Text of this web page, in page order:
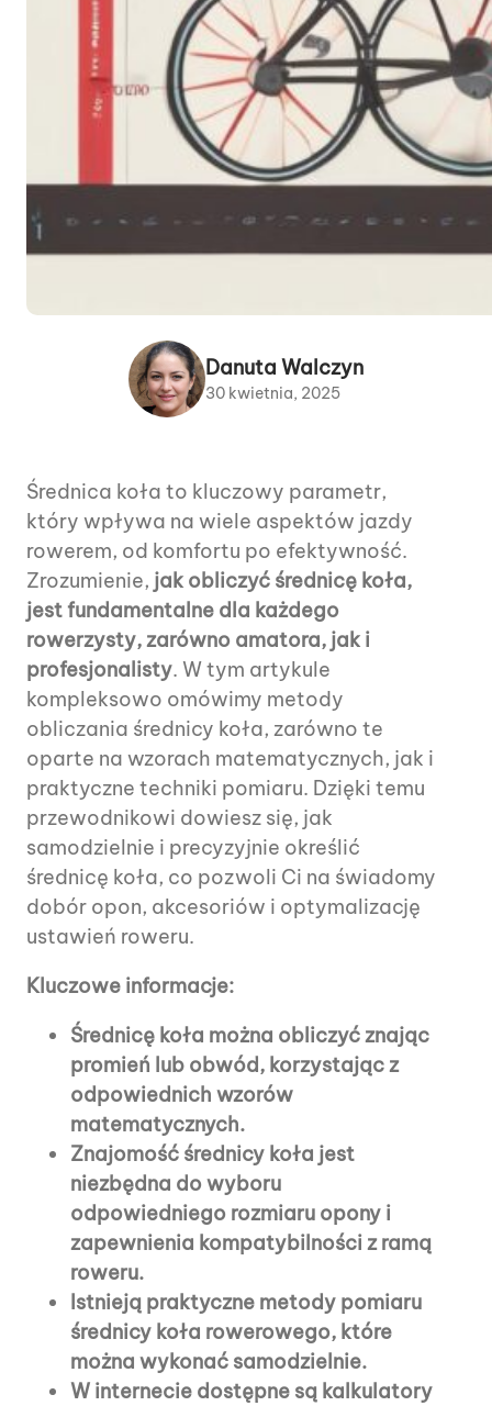
Danuta Walczyn
30 kwietnia, 2025
Średnica koła to kluczowy parametr,
który wpływa na wiele aspektów jazdy
rowerem, od komfortu po efektywność.
Zrozumienie, jak obliczyć średnicę koła,
jest fundamentalne dla każdego
rowerzysty, zarówno amatora, jak i
profesjonalisty. W tym artykule
kompleksowo omówimy metody
obliczania średnicy koła, zarówno te
oparte na wzorach matematycznych, jak i
praktyczne techniki pomiaru. Dzięki temu
przewodnikowi dowiesz się, jak
samodzielnie i precyzyjnie określić
średnicę koła, co pozwoli Ci na świadomy
dobór opon, akcesoriów i optymalizację
ustawień roweru.
Kluczowe informacje:
Średnicę koła można obliczyć znając
promień lub obwód, korzystając z
odpowiednich wzorów
matematycznych.
Znajomość średnicy koła jest
niezbędna do wyboru
odpowiedniego rozmiaru opony i
zapewnienia kompatybilności z ramą
roweru.
Istnieją praktyczne metody pomiaru
średnicy koła rowerowego, które
można wykonać samodzielnie.
W internecie dostępne są kalkulatory